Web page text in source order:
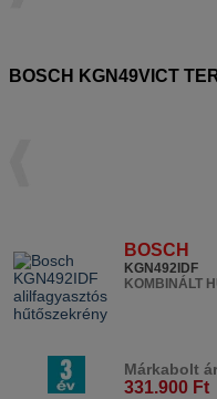
BOSCH KGN49VICT
BOSCH
KGN492IDF
KOMBINÁLT
Márkabolt
331.900 Ft